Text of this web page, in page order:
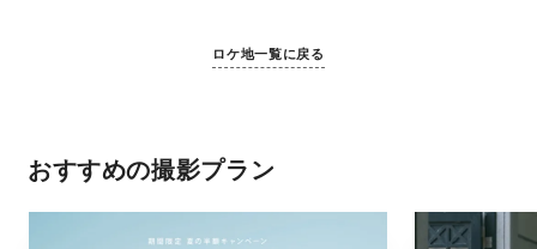
ロケ地一覧に戻る
おすすめの撮影プラン